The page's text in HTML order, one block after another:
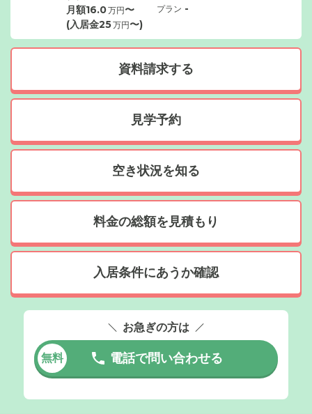
月額16.0万円〜
(入居金25万円〜)
プラン -
資料請求する
見学予約
空き状況を知る
料金の総額を見積もり
入居条件にあうか確認
お急ぎの方は
無料 電話で問い合わせる